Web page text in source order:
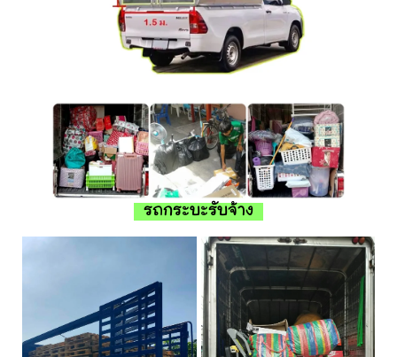
รถกระบะรับจ้าง